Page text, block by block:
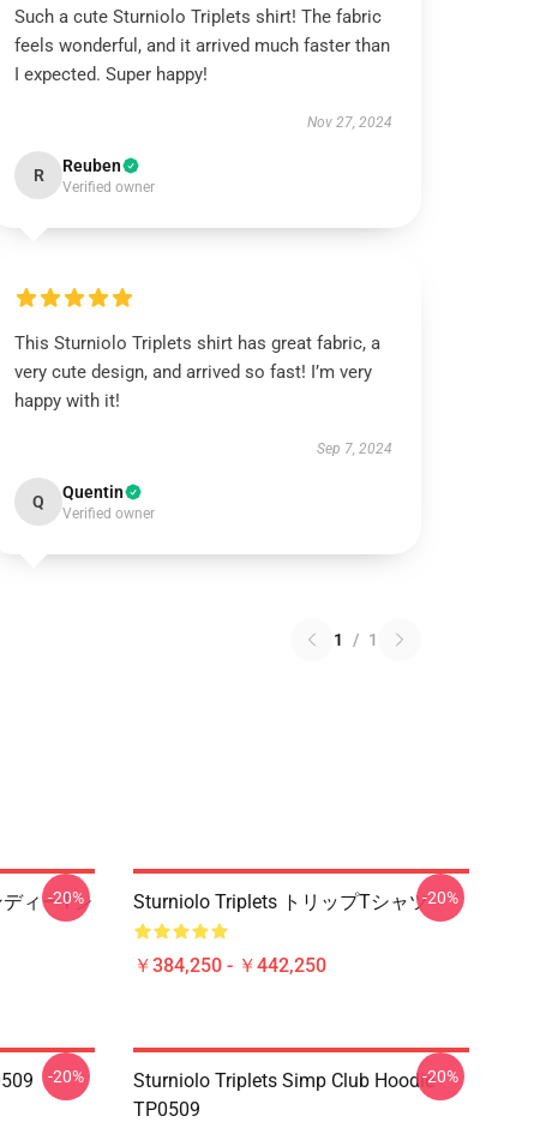
Such a cute Sturniolo Triplets shirt! The fabric
feels wonderful, and it arrived much faster than
I expected. Super happy!
Nov 27, 2024
R Reuben
Verified owner
This Sturniolo Triplets shirt has great fabric, a
very cute design, and arrived so fast! I’m very
happy with it!
Sep 7, 2024
Q Quentin
Verified owner
1 / 1
ィーTシ
-20% Sturniolo Triplets トリップTシャツ
￥384,250 - ￥442,250
-20%
-20%
Sturniolo Triplets Simp Club Hoodie
TP0509
-20%